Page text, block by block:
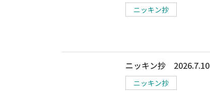
ニッキン抄
ニッキン抄 2026.7.10
ニッキン抄